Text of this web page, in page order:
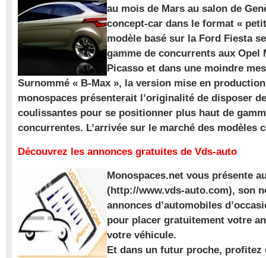
au mois de Mars au salon de
concept-car dans le format «
modèle basé sur la Ford Fiesta
gamme de concurrents aux Opel
Picasso et dans une moindre
Surnommé « B-Max », la version mise en
monospaces présenterait l’originalité de disposer
coulissantes pour se positionner plus haut de
concurrentes. L’arrivée sur le marché des modèles
Découvrez les annonces gratuites de Vds-auto
Monospaces.net vous présente
(http://www.vds-auto.com), son
annonces d’automobiles
pour placer gratuitement votre
votre véhicule.
Et dans un futur proche, profitez